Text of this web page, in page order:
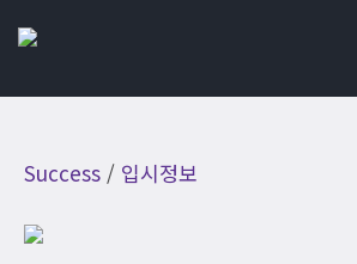
Success / 입시정보